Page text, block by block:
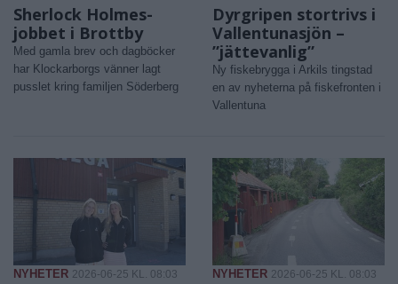
Sherlock Holmes-
jobbet i Brottby
Med gamla brev och dagböcker
har Klockarborgs vänner lagt
pusslet kring familjen Söderberg
Dyrgripen stortrivs i
Vallentunasjön –
”jättevanlig”
Ny fiskebrygga i Arkils tingstad
en av nyheterna på fiskefronten i
Vallentuna
NYHETER 2026-06-25 KL. 08:03 NYHETER 2026-06-25 KL. 08:03